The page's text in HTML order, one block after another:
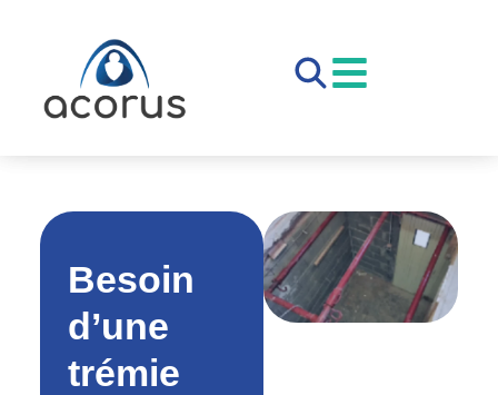
Besoin
d’une
trémie